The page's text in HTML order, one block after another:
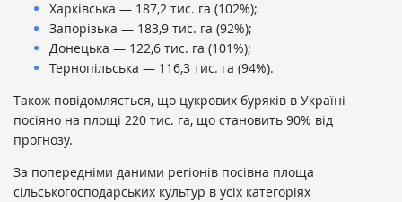
Харківська — 187,2 тис. га (102%);
Запорізька — 183,9 тис. га (92%);
Донецька — 122,6 тис. га (101%);
Тернопільська — 116,3 тис. га (94%).
Також повідомляється, що цукрових буряків в Україні
посіяно на площі 220 тис. га, що становить 90% від
прогнозу.
За попередніми даними регіонів посівна площа
сільськогосподарських культур в усіх категоріях